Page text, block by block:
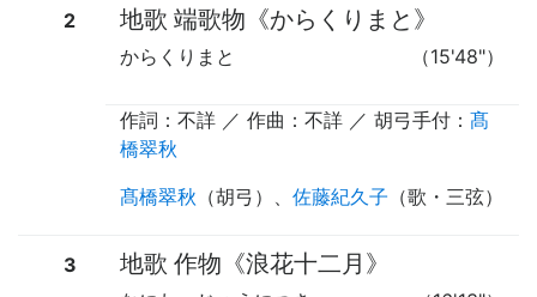
2 地歌 端歌物《からくりまと》
（15'48"）
からくりまと
作詞：不詳 ／ 作曲：不詳 ／ 胡弓手付 ： 髙
橋翠秋
髙橋翠秋 （胡弓 ）、 佐藤紀久子 （歌 ・ 三弦）
3 地歌 作物《浪花十二月》